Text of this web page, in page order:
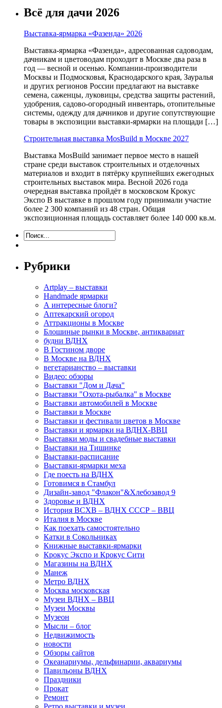
Всё для дачи 2026
Выставка-ярмарка «Фазенда» 2026
Выставка-ярмарка «Фазенда», адресованная садоводам,
дачникам и цветоводам проходит в Москве два раза в
год — весной и осенью. Компании-производители
Москвы и Подмосковья, Краснодарского края, Зауралья
и других регионов России предлагают на выставке
семена, саженцы, луковицы, средства защиты растений,
удобрения, садово-огородный инвентарь, отопительные
системы, одежду для дачников и другие сопутствующие
товары в экспозиции выставки-ярмарки на площади […]
Строительная выставка MosBuild в Москве 2027
Выставка MosBuild занимает первое место в нашей
стране среди выставок строительных и отделочных
материалов и входит в пятёрку крупнейших ежегодных
строительных выставок мира. Весной 2026 года
очередная выставка пройдёт в московском Крокус
Экспо В выставке в прошлом году принимали участие
более 2 300 компаний из 48 стран. Общая
экспозиционная площадь составляет более 140 000 кв.м.
Рубрики
Artplay – выставки
Handmade ярмарки
А интересные блоги?
Аптекарский огород
Аттракционы в Москве
Блошиные рынки в Москве, антиквариат
будни ВДНХ
В Гостином дворе
В Москве на ВДНХ
вегетарианство – выставки
Видео: обзоры
Выставки "Дом и Дача"
Выставки "Охота-рыбалка" в Москве
Выставки автомобилей в Москве
Выставки в Москве
Выставки и фестивали цветов в Москве
Выставки и ярмарки на ВДНХ-ВВЦ
Выставки моды и свадебные выставки
Выставки на Тишинке
Выставки-расписание
Выставки-ярмарки меха
Где поесть на ВДНХ
Готовимся в Стамбул
Дизайн-завод "Флакон"&Хлебозавод 9
Здоровье и ВДНХ
История ВСХВ – ВДНХ СССР – ВВЦ
Италия в Москве
Как поехать самостоятельно
Катки в Сокольниках
Книжные выставки-ярмарки
Крокус Экспо и Крокус Сити
Магазины на ВДНХ
Манеж
Метро ВДНХ
Москва московская
Музеи ВДНХ – ВВЦ
Музеи Москвы
Музеон
Мысли – блог
Недвижимость
новости
Обзоры сайтов
Океанариумы, дельфинарии, аквариумы
Павильоны ВДНХ
Праздники
Прокат
Ремонт
Ретро выставки и музеи